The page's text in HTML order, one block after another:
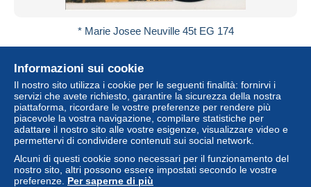
* Marie Josee Neuville 45t EG 174
Stato Residenziale
Informazioni sui cookie
Il nostro sito utilizza i cookie per le seguenti finalità: fornirvi i
servizi che avete richiesto, garantire la sicurezza della nostra
piattaforma, ricordare le vostre preferenze per rendere più
piacevole la vostra navigazione, compilare statistiche per
adattare il nostro sito alle vostre esigenze, visualizzare video e
permettervi di condividere contenuti sui social network.
Alcuni di questi cookie sono necessari per il funzionamento del
nostro sito, altri possono essere impostati secondo le vostre
preferenze. Per saperne di più